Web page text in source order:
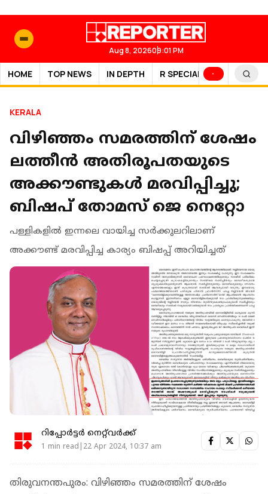
Aug 8, 202609:01 PM
HOME TOP NEWS IN DEPTH R SPECIAL SPORTS
KERALA
വിഴിഞ്ഞം സമരത്തിന് ശേഷം
ലത്തീൻ അതിരൂപതയുടെ
അക്കൗണ്ടുകൾ മരവിപ്പിച്ചു;
ബിഷപ് തോമസ് ജെ നെറ്റോ
പള്ളികളിൽ ഇന്നലെ വായിച്ച സർക്കുലറിലാണ്
അക്കൗണ്ട് മരവിപ്പിച്ച കാര്യം ബിഷപ്പ് അറിയിച്ചത്
റിപ്പോർട്ടർ നെറ്റ്‌വര്‍ക്ക്‌
1 min read|22 Apr 2024, 10:37 am
തിരുവനന്തപുരം: വിഴിഞ്ഞം സമരത്തിന് ശേഷം